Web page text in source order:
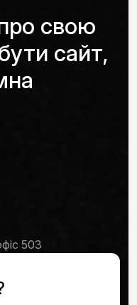
свою
сайт,
503